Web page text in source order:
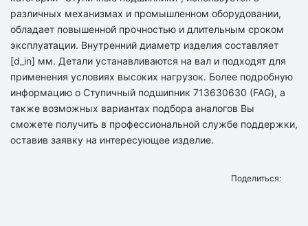
различных механизмах и промышленном оборудовании,
обладает повышенной прочностью и длительным сроком
эксплуатации. Внутренний диаметр изделия составляет
[d_in] мм. Детали устанавливаются на вал и подходят для
применения условиях высоких нагрузок. Более подробную
информацию о Ступичный подшипник 713630630 (FAG), а
также возможных вариантах подбора аналогов Вы
сможете получить в профессиональной службе поддержки,
оставив заявку на интересующее изделие.
Поделиться: